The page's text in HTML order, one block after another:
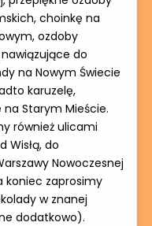
choinkę na
ozdoby
do
na Nowym Świecie
karuzelę,
Starym Mieście.
również ulicami
Wisłą, do
Nowoczesnej
koniec zaprosimy
w znanej
dodatkowo).